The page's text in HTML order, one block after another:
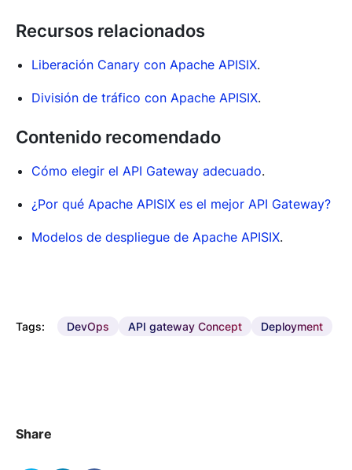
Recursos relacionados
Liberación Canary con Apache APISIX.
División de tráfico con Apache APISIX.
Contenido recomendado
Cómo elegir el API Gateway adecuado.
¿Por qué Apache APISIX es el mejor API Gateway?
Modelos de despliegue de Apache APISIX.
Tags: DevOps API gateway Concept Deployment
Share